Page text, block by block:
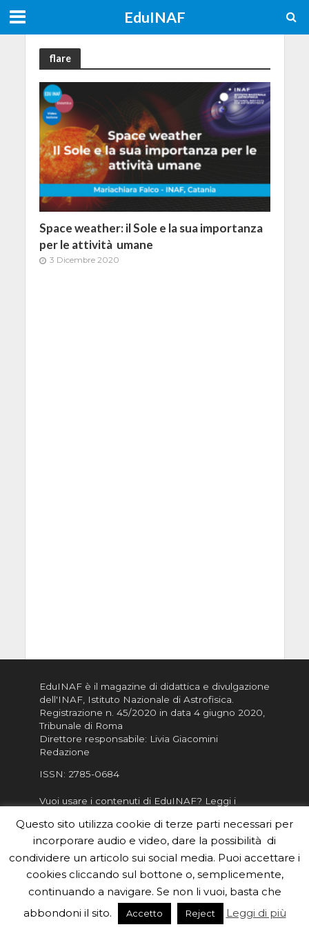
EduINAF
flare
Space weather: il Sole e la sua importanza
per le attività umane
3 Dicembre 2020
EduINAF è il magazine di didattica e divulgazione
dell'INAF, Istituto Nazionale di Astrofisica
Registrazione n. 45/2020 in data 4 giugno 2020,
Tribunale di Roma
Direttore responsabile: Livia Giacomini
Redazione
ISSN: 2785-0684
Vuoi usare i contenuti di EduINAF? Leggi i
Informativa sulla Privacy
Informatva sui Cookie
Per la rubrica de l'Astronomo risponde, per
inviarci le tue foto o i tuoi contributi, scrivici a
redazione.edu [chiocciola] inaf.it oppure
il form
Questo sito utilizza cookie di terze parti necessari per
incorporare audio e video, dare la possibilità di
condividere un articolo sui social media. Puoi accettare i
cookies cliccando sul bottone o, semplicemente,
continuando a navigare. Se non li vuoi, basta che
abbondoni il sito.
Accetto Reject Leggi di più